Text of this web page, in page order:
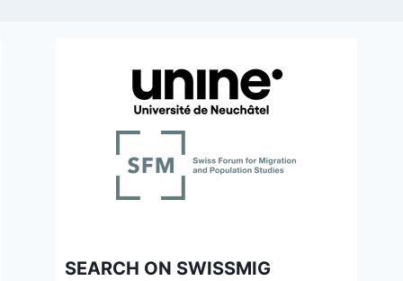
SEARCH ON SWISSMIG